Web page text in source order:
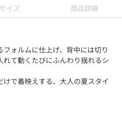
サイズ 商品詳細
ォルムに仕上げ、背中には切り
て動くたびにふんわり揺れるシ
で着映えする、大人の夏スタイ